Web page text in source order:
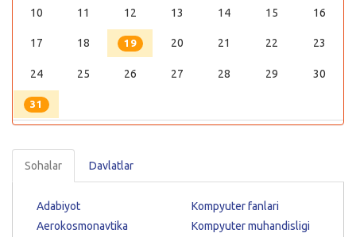
10 11 12 13 14 15 16
17 18 19 20 21 22 23
24 25 26 27 28 29 30
31
Sohalar Davlatlar
Adabiyot
Aerokosmonavtika
Kompyuter fanlari
Kompyuter muhandisligi